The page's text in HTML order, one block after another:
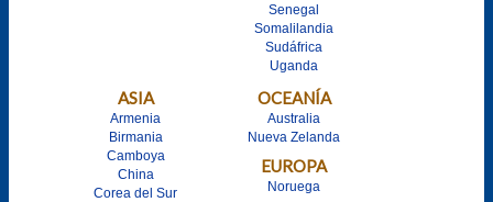
Senegal
Somalilandia
Sudáfrica
Uganda
ASIA
Armenia
Birmania
Camboya
China
Corea del Sur
OCEANÍA
Australia
Nueva Zelanda
EUROPA
Noruega